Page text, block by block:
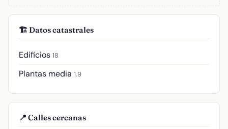
🏗️ Datos catastrales
Edificios 18
Plantas media 1.9
📍 Calles cercanas